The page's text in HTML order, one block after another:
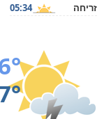
זריחה
05:34